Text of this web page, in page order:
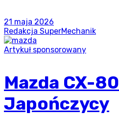
21 maja 2026
Redakcja SuperMechanik
Artykuł sponsorowany
Mazda CX-
Japończycy